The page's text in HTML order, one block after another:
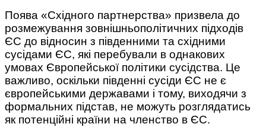
Поява «Східного партнерства» призвела до
розмежування зовнішньополітичних підходів
ЄС до відносин з південними та східними
сусідами ЄС, які перебували в однакових
умовах Європейської політики сусідства. Це
важливо, оскільки південні сусіди ЄС не є
європейськими державами і тому, виходячи з
формальних підстав, не можуть розглядатись
як потенційні країни на членство в ЄС.